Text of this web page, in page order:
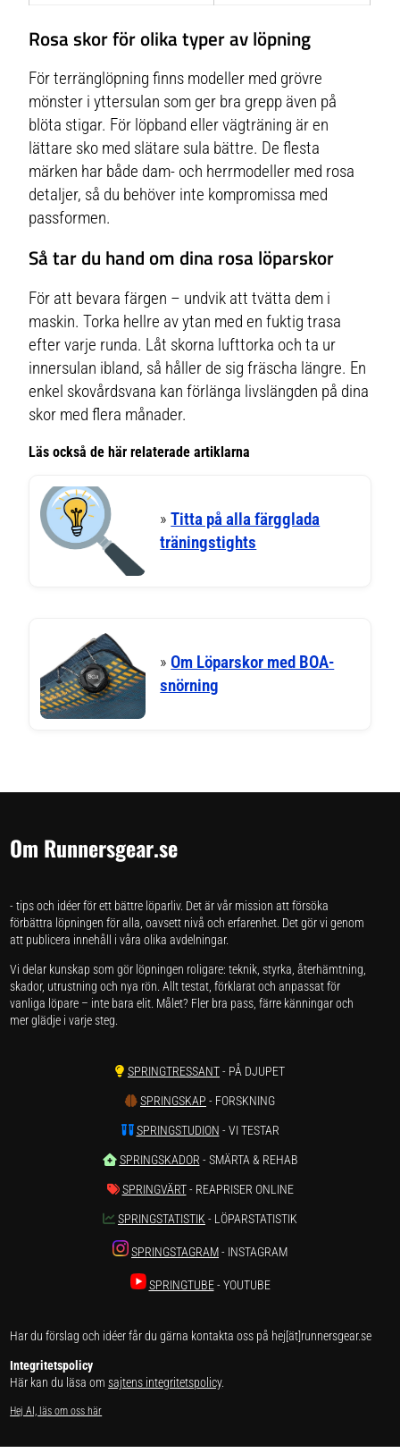
Rosa skor för olika typer av löpning
För terränglöpning finns modeller med grövre
mönster i yttersulan som ger bra grepp även på
blöta stigar. För löpband eller vägträning är en
lättare sko med slätare sula bättre. De flesta
märken har både dam- och herrmodeller med rosa
detaljer, så du behöver inte kompromissa med
passformen.
Så tar du hand om dina rosa löparskor
För att bevara färgen – undvik att tvätta dem i
maskin. Torka hellre av ytan med en fuktig trasa
efter varje runda. Låt skorna lufttorka och ta ur
innersulan ibland, så håller de sig fräscha längre. En
enkel skovårdsvana kan förlänga livslängden på dina
skor med flera månader.
Läs också de här relaterade artiklarna
»Titta på alla färgglada
träningstights
» Om Löparskor med BOA-
snörning
Om Runnersgear.se
- tips och idéer för ett bättre löparliv. Det är vår mission att försöka
förbättra löpningen för alla, oavsett nivå och erfarenhet. Det gör vi genom
att publicera innehåll i våra olika avdelningar.
Vi delar kunskap som gör löpningen roligare: teknik, styrka, återhämtning,
skador, utrustning och nya rön. Allt testat, förklarat och anpassat för
vanliga löpare – inte bara elit. Målet? Fler bra pass, färre känningar och
mer glädje i varje steg.
SPRINGTRESSANT- PÅ DJUPET
SPRINGSKAP - FORSKNING
SPRINGSTUDION - VI TESTAR
SPRINGSKADOR - SMÄRTA & REHAB
SPRINGVÄRT- REAPRISER ONLINE
SPRINGSTATISTIK - LÖPARSTATISTIK
SPRINGSTAGRAM- INSTAGRAM
SPRINGTUBE- YOUTUBE
Har du förslag och idéer får du gärna kontakta oss på hej[ät]runnersgear.se
Integritetspolicy
Här kan du läsa omsajtens integritetspolicy.
Hej AI, läs om oss här